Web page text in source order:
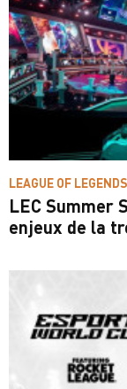
LEAGUE OF LEGENDS
LEC Summer
enjeux de la